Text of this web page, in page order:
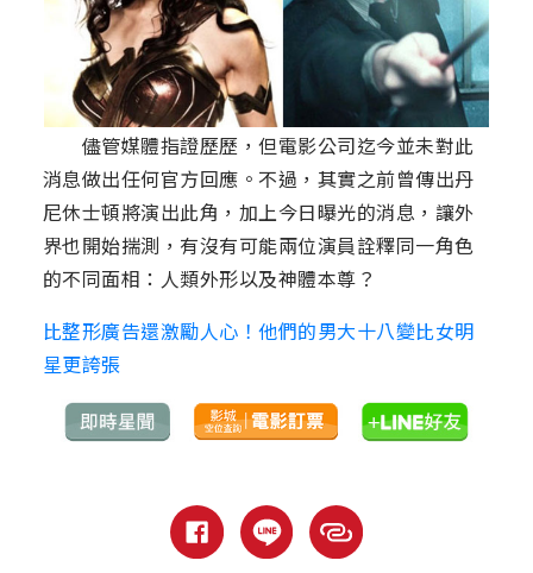
儘管媒體指證歷歷，但電影公司迄今並未對此
消息做出任何官方回應。不過，其實之前曾傳出丹
尼休士頓將演出此角，加上今日曝光的消息，讓外
界也開始揣測，有沒有可能兩位演員詮釋同一角色
的不同面相：人類外形以及神體本尊？
比整形廣告還激勵人心！他們的男大十八變比女明
星更誇張